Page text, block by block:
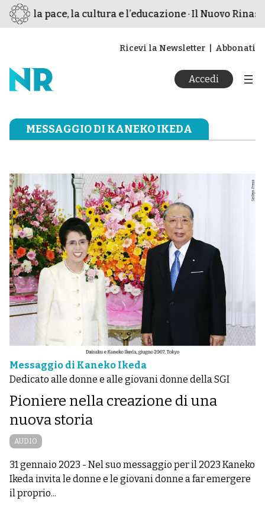
per la pace, la cultura e l’educazione · Il Nuovo
Ricevi la Newsletter Abbonati
Accedi
MESSAGGIO DI KANEKO IKEDA
Messaggio di Kaneko Ikeda
Dedicato alle donne e alle giovani donne della SGI
Pioniere nella creazione di una
nuova storia
AUDIO
31 gennaio 2023 - Nel suo messaggio per il 2023 Kaneko
Ikeda invita le donne e le giovani donne a far emergere
il proprio...